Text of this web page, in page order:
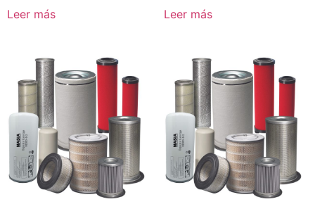
Leer más Leer más